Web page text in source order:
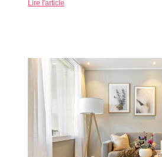
Lire l'article